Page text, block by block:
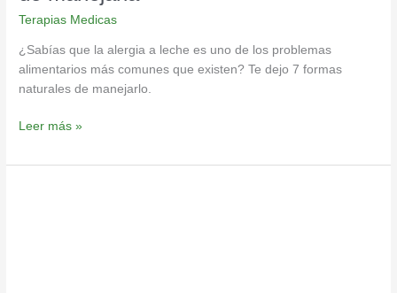
Terapias Medicas
¿Sabías que la alergia a leche es uno de los problemas
alimentarios más comunes que existen? Te dejo 7 formas
naturales de manejarlo.
Leer más »